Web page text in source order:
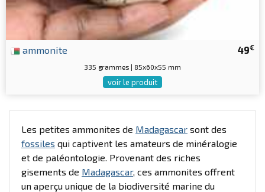
49€
ammonite
335 grammes | 85x60x55 mm
voir le produit
Les petites ammonites de Madagascar sont des
fossiles qui captivent les amateurs de minéralogie
et de paléontologie. Provenant des riches
gisements de Madagascar, ces ammonites offrent
un aperçu unique de la biodiversité marine du